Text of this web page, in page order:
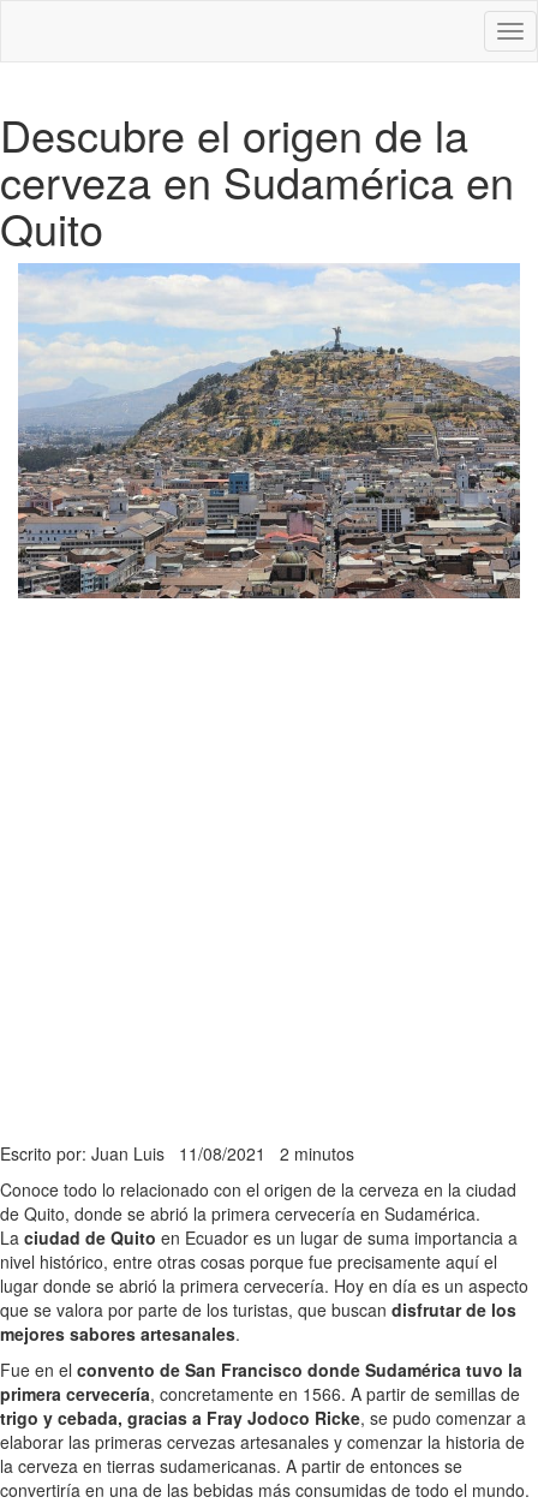
Descubre el origen de la
cerveza en Sudamérica en
Quito
Escrito por: Juan Luis 11/08/2021 2 minutos
Conoce todo lo relacionado con el origen de la cerveza en la ciudad
de Quito, donde se abrió la primera cervecería en Sudamérica.
La ciudad de Quito en Ecuador es un lugar de suma importancia a
nivel histórico, entre otras cosas porque fue precisamente aquí el
lugar donde se abrió la primera cervecería. Hoy en día es un aspecto
que se valora por parte de los turistas, que buscan disfrutar de los
mejores sabores artesanales.
Fue en el convento de San Francisco donde Sudamérica tuvo la
primera cervecería, concretamente en 1566. A partir de semillas de
trigo y cebada, gracias a Fray Jodoco Ricke, se pudo comenzar a
elaborar las primeras cervezas artesanales y comenzar la historia de
la cerveza en tierras sudamericanas. A partir de entonces se
convertiría en una de las bebidas más consumidas de todo el mundo.